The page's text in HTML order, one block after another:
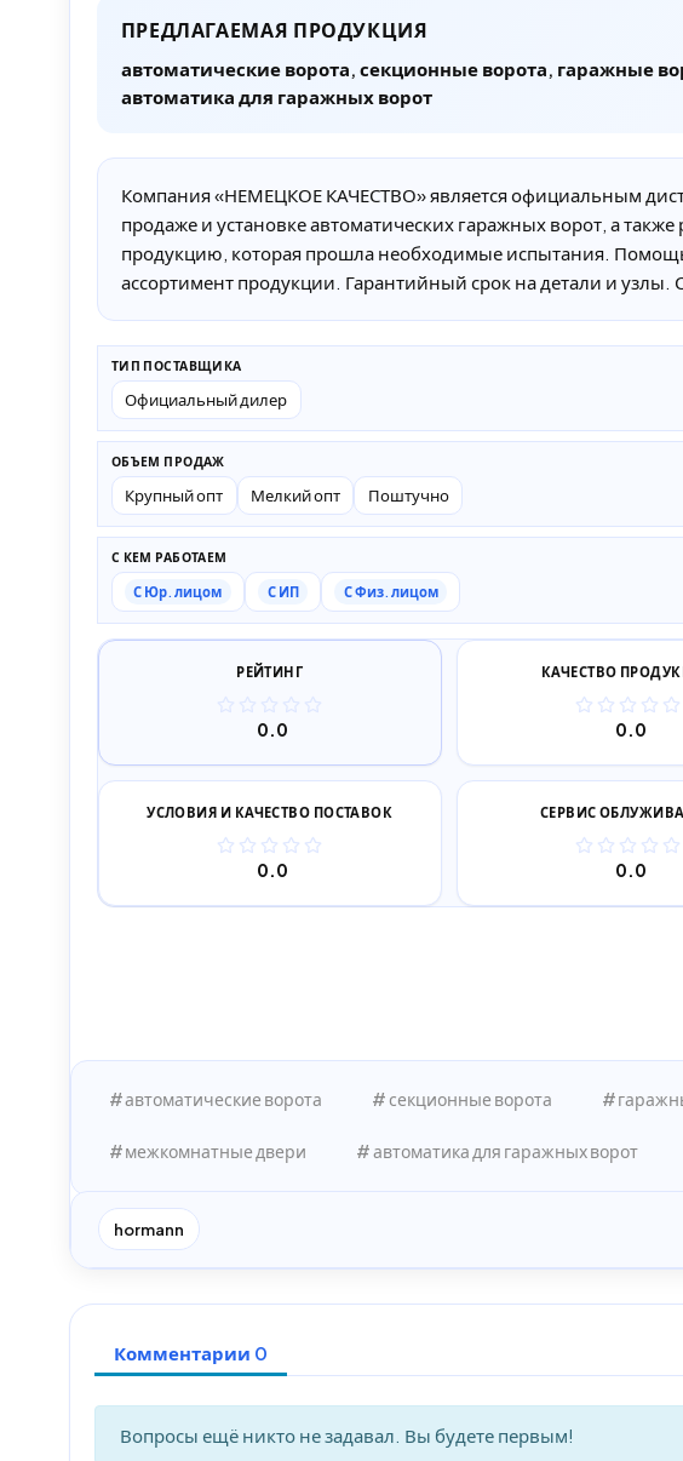
Компания «НЕМЕЦКОЕ КАЧЕСТВО» является официальным
продаже и установке автоматических гаражных ворот, а
продукцию, которая прошла необходимые испытания.
ассортимент продукции. Гарантийный срок на детали и
ПРЕДЛАГАЕМАЯ ПРОДУКЦИЯ
автоматические ворота, секционные ворота, гаражные
автоматика для гаражных ворот
ТИП ПОСТАВЩИКА
Официальный дилер
ОБЪЕМ ПРОДАЖ
Крупный опт Мелкий опт Поштучно
С КЕМ РАБОТАЕМ
С Юр. лицом С ИП С Физ. лицом
РЕЙТИНГ
0.0
КАЧЕСТВО
0.0
УСЛОВИЯ И КАЧЕСТВО ПОСТАВОК
0.0
СЕРВИС
0.0
автоматические ворота секционные ворота
межкомнатные двери автоматика для гаражных ворот
hormann
Комментарии 0
Вопросы ещё никто не задавал. Вы будете первым!